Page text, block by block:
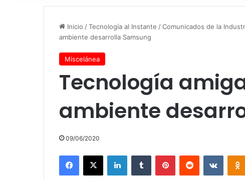
Inicio /Tecnología al Instante /Comunicados de la
ambiente desarrolla Samsung
Miscelánea
Tecnología
ambiente
09/06/2020
Facebook
X LinkedInTumblr PinterestReddit